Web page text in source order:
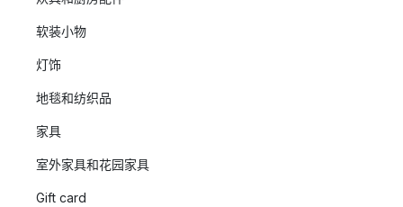
软装小物
灯饰
地毯和纺织品
家具
室外家具和花园家具
Gift card